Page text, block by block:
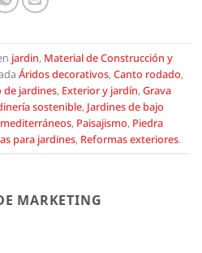
jardin, Material de Construcción y
Áridos decorativos, Canto rodado,
de jardines, Exterior y jardín, Grava
sostenible, Jardines de bajo
, Paisajismo, Piedra
para jardines, Reformas exteriores.
MARKETING